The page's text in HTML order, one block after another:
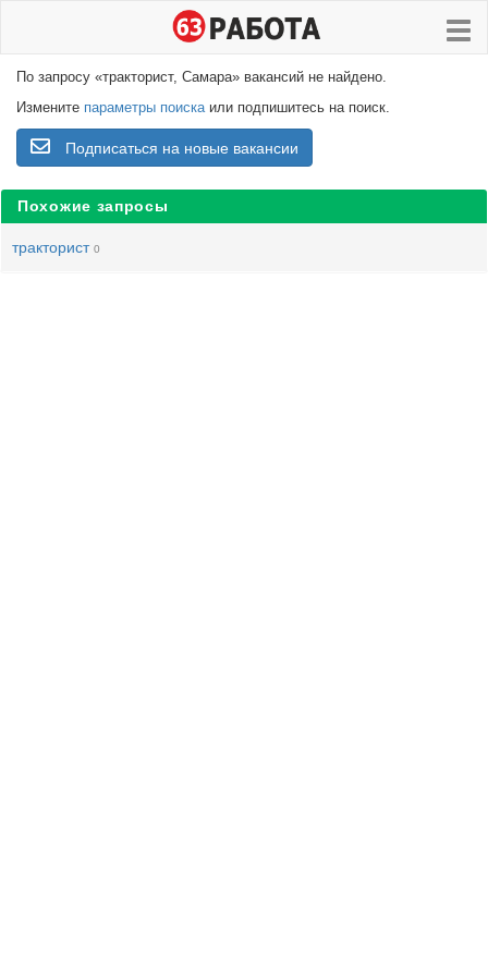
По запросу «тракторист, Самара» вакансий не найдено.
Измените параметры поискаили подпишитесь на поиск.
Подписаться на новые вакансии
Похожие запросы
тракторист 0